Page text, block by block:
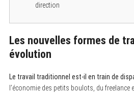
direction
Les nouvelles formes de
évolution
Le travail traditionnel est-il en train de
l’économie des petits boulots, du freelance
r
c